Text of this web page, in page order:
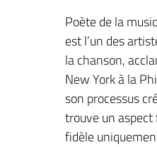
Poète de la
est l’un des
la chanson,
New York à la
son processus
trouve un
fidèle